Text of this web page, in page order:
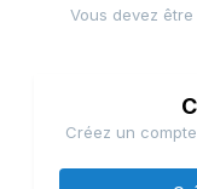
Vous devez
Créez un